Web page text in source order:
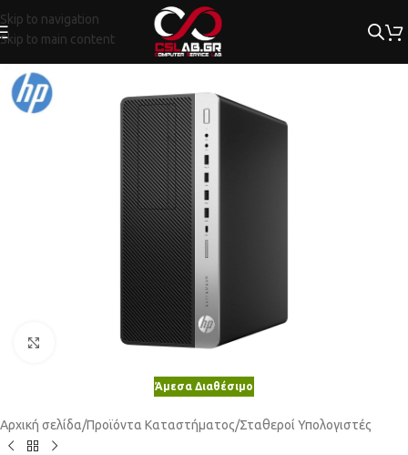
Skip to navigation
Skip to main content
Κλικ για μεγέθυνση
Άμεσα Διαθέσιμο
Αρχική σελίδα/Προϊόντα Καταστήματος/Σταθεροί Υπολογιστές